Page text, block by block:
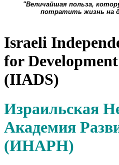
"Величайшая польза,
потратить жизнь на
Israeli
for
(IIADS)
Израильская
Академия
(ИНАРН)